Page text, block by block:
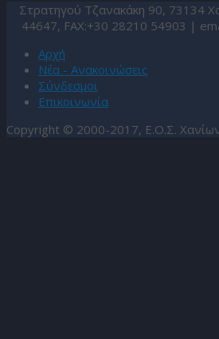
Στρατηγού Τζανακάκη 90, 73134
44647, FAX:+30 28210 54903 |
Αρχή
Νέα - Ανακοινώσεις
Σύνδεσμοι
Επικοινωνία
Copyright © 2000-2017, Ε.Ο.Σ.